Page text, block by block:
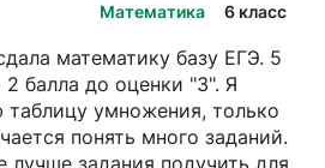
Математика 6 класс
математику базу ЕГЭ. 5
2 балла до оценки "3". Я
умножения, только
понять много заданий.
лучше задания подучить для